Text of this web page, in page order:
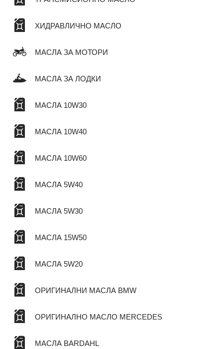
ХИДРАВЛИЧНО МАСЛО
МАСЛА ЗА МОТОРИ
МАСЛА ЗА ЛОДКИ
МАСЛА 10W30
МАСЛА 10W40
МАСЛА 10W60
МАСЛА 5W40
МАСЛА 5W30
МАСЛА 15W50
МАСЛА 5W20
ОРИГИНАЛНИ МАСЛА BMW
ОРИГИНАЛНО МАСЛО MERCEDES
МАСЛА BARDAHL